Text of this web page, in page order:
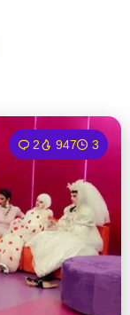
2 947 3